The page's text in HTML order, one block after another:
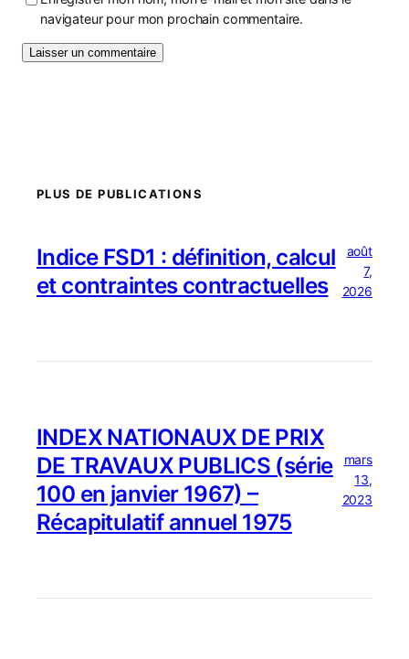
navigateur pour mon prochain commentaire.
PLUS DE PUBLICATIONS
Indice FSD1 : définition, calcul
et contraintes contractuelles
août
7,
2026
INDEX NATIONAUX DE PRIX
DE TRAVAUX PUBLICS (série
100 en janvier 1967) –
Récapitulatif annuel 1975
mars
13,
2023